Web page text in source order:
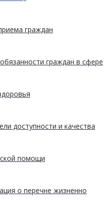
граждан
граждан в сфере
доступности и качества
помощи
о перечне жизненно